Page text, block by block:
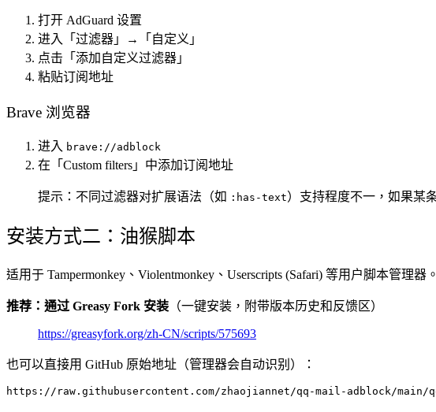
打开 AdGuard 设置
进入「过滤器」→「自定义」
点击「添加自定义过滤器」
粘贴订阅地址
Brave 浏览器
进入 brave://adblock
在「Custom filters」中添加订阅地址
提示：不同过滤器对扩展语法（如 :has-text）支持程度不一，如果某
安装方式二：油猴脚本
适用于 Tampermonkey、Violentmonkey、Userscripts (Safari) 等用户脚本管理器。
推荐：通过 Greasy Fork 安装 （一键安装，附带版本历史和反馈区）
https://greasyfork.org/zh-CN/scripts/575693
也可以直接用 GitHub 原始地址（管理器会自动识别）：